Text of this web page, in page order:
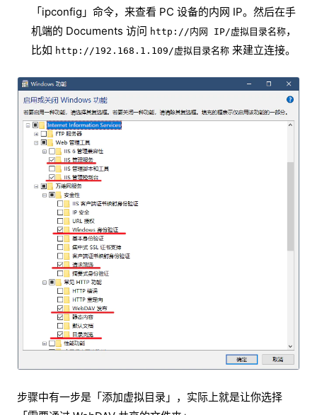
「ipconfig」命令，来查看 PC 设备的内网 IP。然后在手
机端的 Documents 访问 http://内网 IP/虚拟目录名称，
比如 http://192.168.1.109/虚拟目录名称 来建立连接。
步骤中有一步是「添加虚拟目录」，实际上就是让你选择